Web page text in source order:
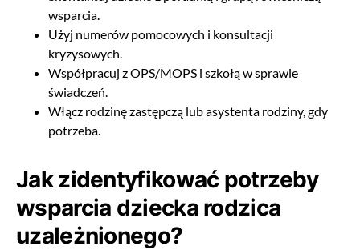
wsparcia.
Użyj numerów pomocowych i konsultacji
kryzysowych.
Współpracuj z OPS/MOPS i szkołą w sprawie
świadczeń.
Włącz rodzinę zastępczą lub asystenta rodziny, gdy
potrzeba.
Jak zidentyfikować potrzeby
wsparcia dziecka rodzica
uzależnionego?